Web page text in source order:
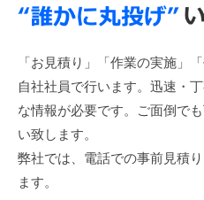
「お見積り」「作業の実施」
自社社員で行います。迅速・
な情報が必要です。ご面倒で
い致します。
弊社では、電話での事前見積
ます。